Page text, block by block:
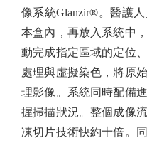
像系統Glanzir®。醫護
本盒內，再放入系統中
動完成指定區域的定位
處理與虛擬染色，將原
理影像。系統同時配備
握掃描狀況。整個成像
凍切片技術快約十倍。